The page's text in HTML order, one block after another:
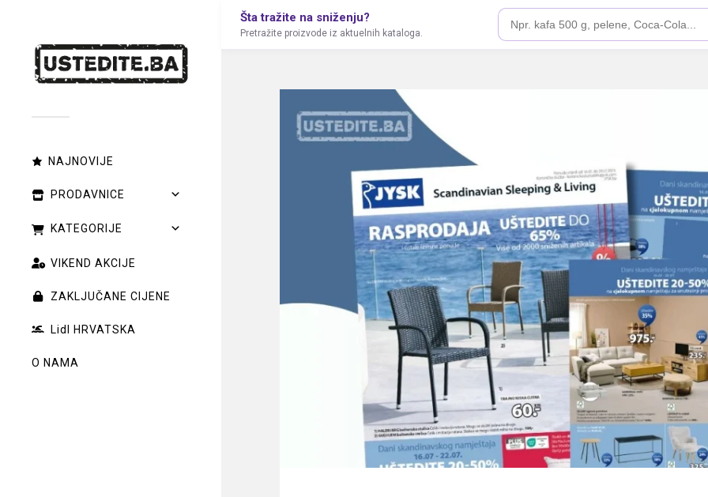
NAJNOVIJE
PRODAVNICE
KATEGORIJE
VIKEND AKCIJE
ZAKLJUČANE CIJENE
Lidl HRVATSKA
O NAMA
Šta tražite na sniženju?
Pretražite proizvode iz aktuelnih kataloga.